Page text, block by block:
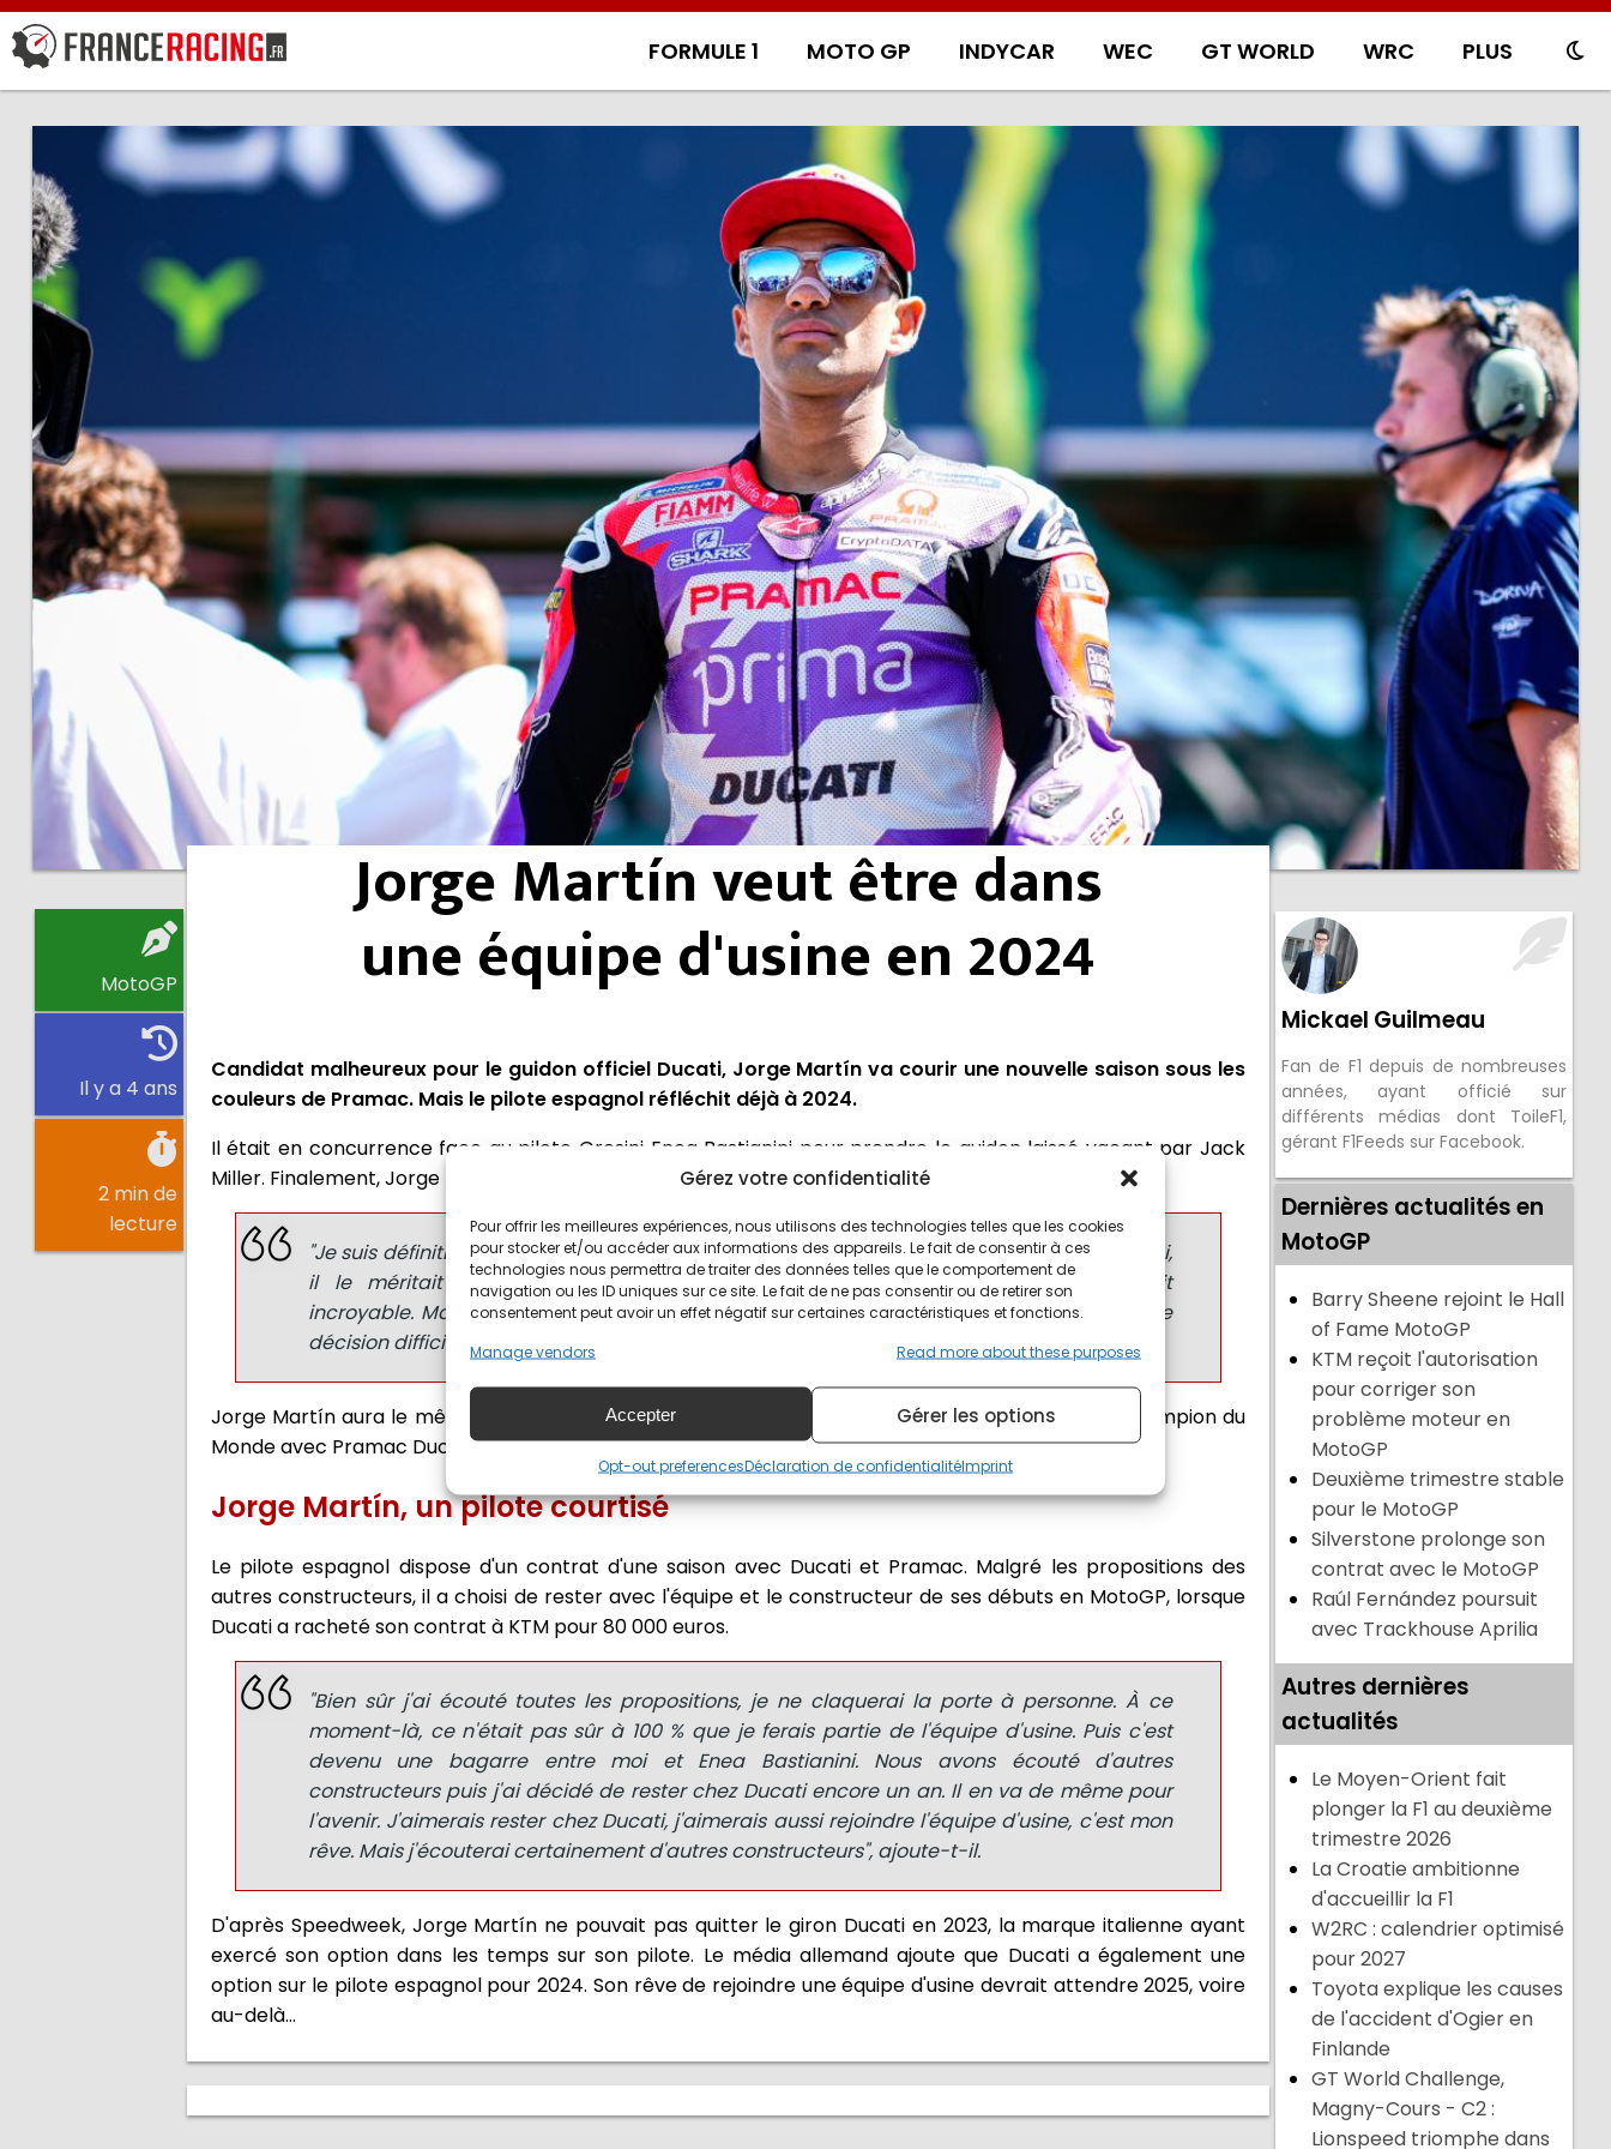
Gérez votre confidentialité
Pour offrir les meilleures expériences, nous utilisons des technologies telles que les cookies
pour stocker et/ou accéder aux informations des appareils. Le fait de consentir à ces
technologies nous permettra de traiter des données telles que le comportement de
navigation ou les ID uniques sur ce site. Le fait de ne pas consentir ou de retirer son
consentement peut avoir un effet négatif sur certaines caractéristiques et fonctions.
Manage vendors
Read more about these purposes
Accepter Gérer les options
Opt-out preferencesDéclaration de confidentialitéImprint
FORMULE 1 MOTO GP INDYCAR WEC GT WORLD WRC PLUS
MotoGP
Il y a 4 ans
2 min de
lecture
Jorge Martín veut être dans
une équipe d'usine en 2024
Candidat malheureux pour le guidon officiel Ducati, Jorge Martín va courir une nouvelle saison sous les
couleurs de Pramac. Mais le pilote espagnol réfléchit déjà à 2024.
Il était en concurrence face au pilote Gresini Enea Bastianini pour prendre le guidon laissé vacant par Jack
Miller. Finalement, Jorge Martín a perdu et a rempilé pour une saison de plus chez Pramac.
"Je suis définitivement un peu déçu après la décision. Mais pas parce qu'Enea a été choisi,
il le méritait certainement. Parce qu'il a gagné trois courses, son niveau était
incroyable. Mais je pense que nous le méritons tous les deux. C'était définitivement une
décision difficile", déclarait-il à Misano.
Jorge Martín aura le même matériel que l'équipe d'usine et espère pouvoir devenir le premier Champion du
Monde avec Pramac Ducati.
Jorge Martín, un pilote courtisé
Le pilote espagnol dispose d'un contrat d'une saison avec Ducati et Pramac. Malgré les propositions des
autres constructeurs, il a choisi de rester avec l'équipe et le constructeur de ses débuts en MotoGP, lorsque
Ducati a racheté son contrat à KTM pour 80 000 euros.
"Bien sûr j'ai écouté toutes les propositions, je ne claquerai la porte à personne. À ce
moment-là, ce n'était pas sûr à 100 % que je ferais partie de l'équipe d'usine. Puis c'est
devenu une bagarre entre moi et Enea Bastianini. Nous avons écouté d'autres
constructeurs puis j'ai décidé de rester chez Ducati encore un an. Il en va de même pour
l'avenir. J'aimerais rester chez Ducati, j'aimerais aussi rejoindre l'équipe d'usine, c'est mon
rêve. Mais j'écouterai certainement d'autres constructeurs", ajoute-t-il.
D'après Speedweek, Jorge Martín ne pouvait pas quitter le giron Ducati en 2023, la marque italienne ayant
exercé son option dans les temps sur son pilote. Le média allemand ajoute que Ducati a également une
option sur le pilote espagnol pour 2024. Son rêve de rejoindre une équipe d'usine devrait attendre 2025, voire
au-delà...
Mickael Guilmeau
Fan de F1 depuis de nombreuses
années, ayant officié sur
différents médias dont ToileF1,
gérant F1Feeds sur Facebook.
Dernières actualités en
MotoGP
Barry Sheene rejoint le Hall
of Fame MotoGP
KTM reçoit l'autorisation
pour corriger son
problème moteur en
MotoGP
Deuxième trimestre stable
pour le MotoGP
Silverstone prolonge son
contrat avec le MotoGP
Raúl Fernández poursuit
avec Trackhouse Aprilia
Autres dernières
actualités
Le Moyen-Orient fait
plonger la F1 au deuxième
trimestre 2026
La Croatie ambitionne
d'accueillir la F1
W2RC : calendrier optimisé
pour 2027
Toyota explique les causes
de l'accident d'Ogier en
Finlande
GT World Challenge,
Magny-Cours - C2 :
Lionspeed triomphe dans